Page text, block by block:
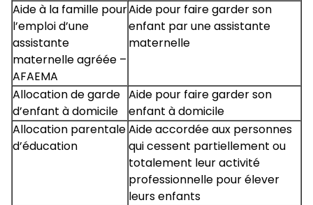
Aide à la famille pour
l’emploi d’une
assistante
maternelle agréée –
AFAEMA
Aide pour faire garder son
enfant par une assistante
maternelle
Allocation de garde
d’enfant à domicile
Aide pour faire garder son
enfant à domicile
Allocation parentale
d’éducation
Aide accordée aux personnes
qui cessent partiellement ou
totalement leur activité
professionnelle pour élever
leurs enfants